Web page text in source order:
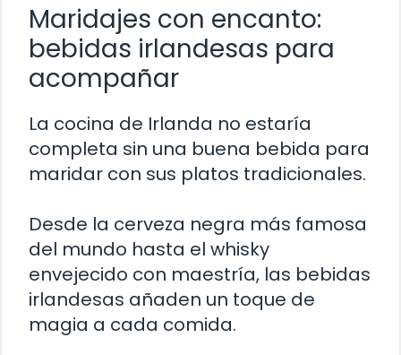
Maridajes con encanto:
bebidas irlandesas para
acompañar
La cocina de Irlanda no estaría
completa sin una buena bebida para
maridar con sus platos tradicionales.
Desde la cerveza negra más famosa
del mundo hasta el whisky
envejecido con maestría, las bebidas
irlandesas añaden un toque de
magia a cada comida.